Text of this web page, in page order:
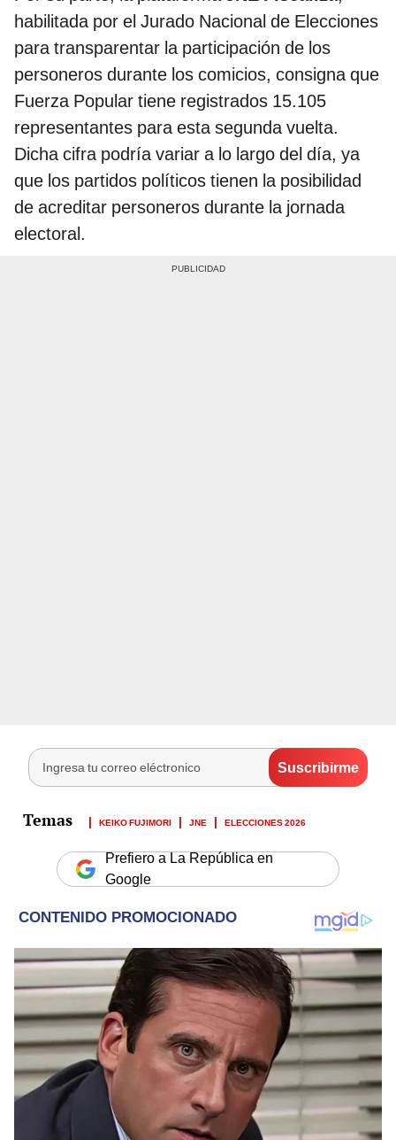
habilitada por el Jurado Nacional de Elecciones
para transparentar la participación de los
personeros durante los comicios, consigna que
Fuerza Popular tiene registrados 15.105
representantes para esta segunda vuelta.
Dicha cifra podría variar a lo largo del día, ya
que los partidos políticos tienen la posibilidad
de acreditar personeros durante la jornada
electoral.
KEIKO FUJIMORI JNE ELECCIONES 2026
Prefiero a La República en
Google